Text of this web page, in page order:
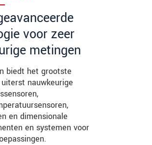
voor zeer
metingen
biedt het grootste
nauwkeurige
en dimensionale
en systemen voor